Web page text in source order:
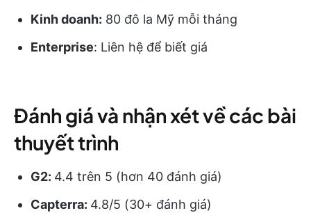
Kinh doanh: 80 đô la Mỹ mỗi tháng
Enterprise: Liên hệ để biết giá
Đánh giá và nhận xét về các bài
thuyết trình
G2: 4.4 trên 5 (hơn 40 đánh giá)
Capterra: 4.8/5 (30+ đánh giá)